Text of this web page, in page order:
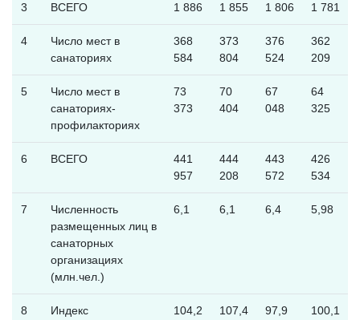
3 ВСЕГО 1 886 1 855 1 806 1 781
4
Число мест в
санаториях
368
584
373
804
376
524
362
209
5
Число мест в
санаториях-
профилакториях
73
373
70
404
67
048
64
325
6 ВСЕГО
441
957
444
208
443
572
426
534
7
Численность
размещенных лиц в
санаторных
организациях
(млн.чел.)
6,1 6,1 6,4 5,98
8
Индекс
104,2 107,4 97,9 100,1